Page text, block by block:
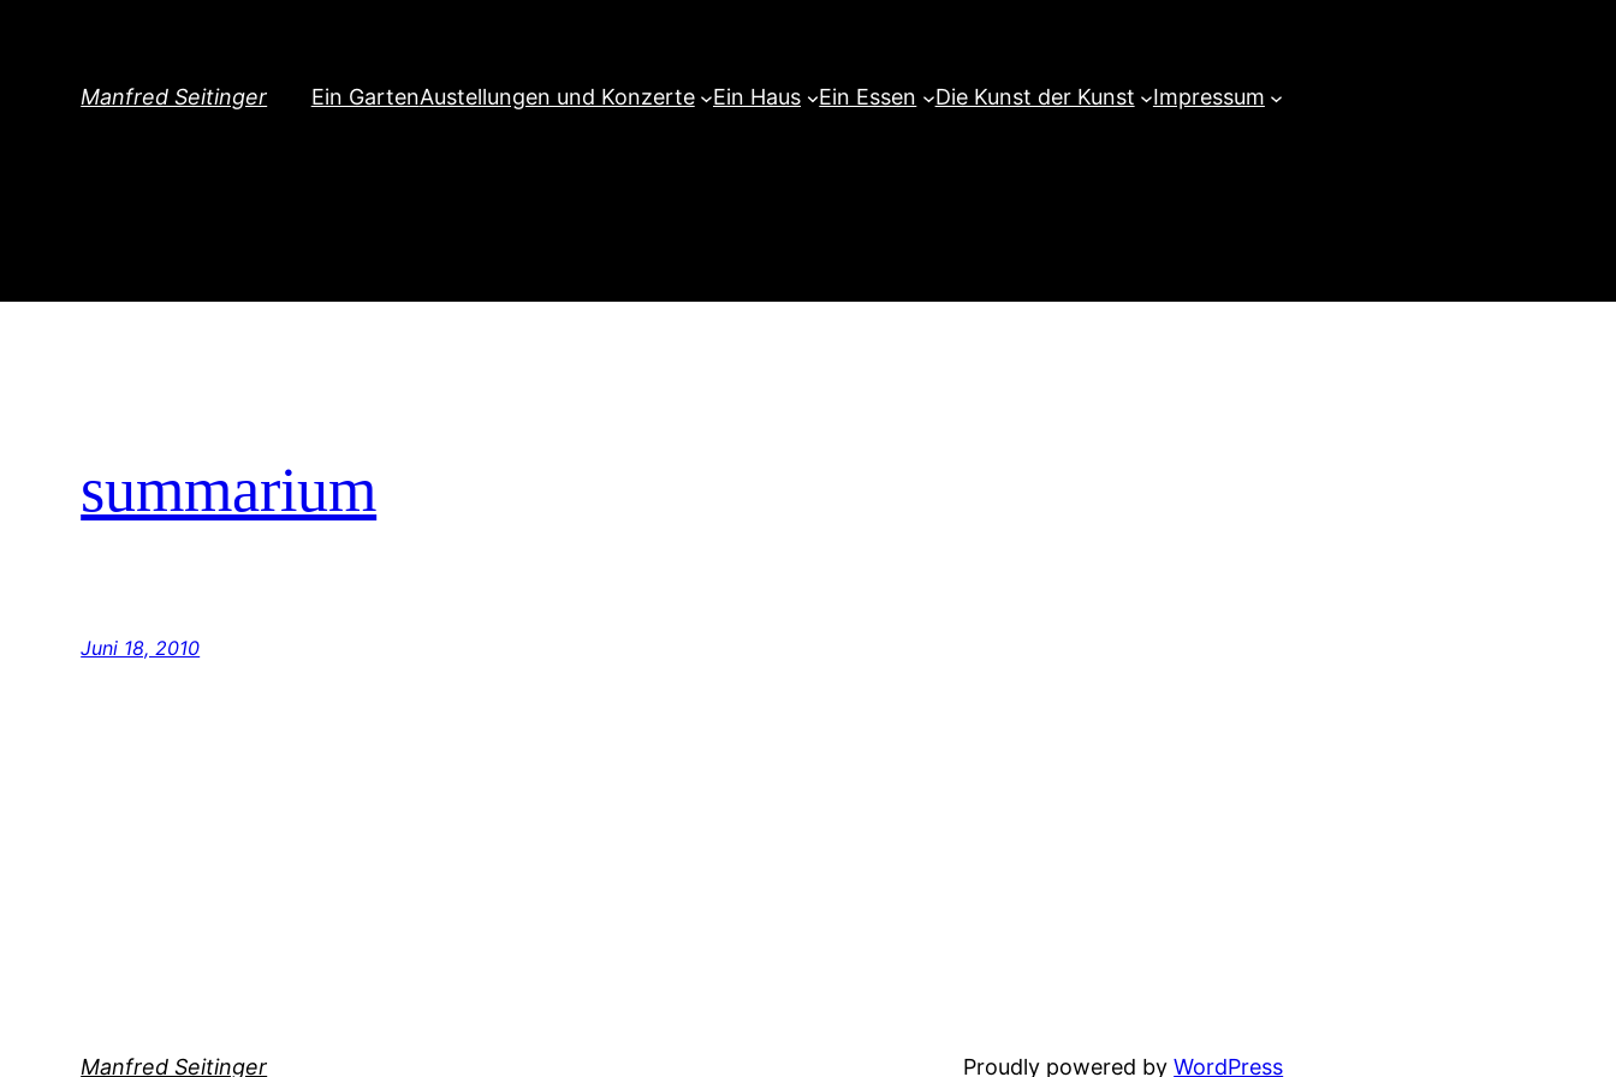
Manfred Seitinger Ein GartenAustellungen und Konzerte Ein Haus Ein Essen Die Kunst der Kunst Impressum
summarium
Juni 18, 2010
Manfred Seitinger Proudly powered byWordPress